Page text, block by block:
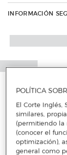
INFORMACIÓN
POLÍTICA
El Corte Inglés,
similares,
(permitiendo la
(conocer el
optimización),
general como